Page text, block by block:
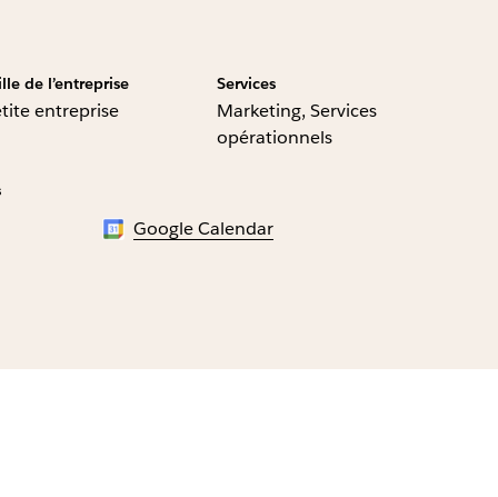
de l’entreprise
entreprise
Services
Marketing, Services
opérationnels
Google Calendar